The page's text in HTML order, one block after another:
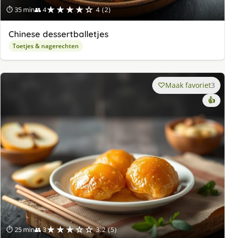
⏱ 35 min👥 4★★★★☆ 4 (2)
Chinese dessertballetjes
Toetjes & nagerechten
⏱ 25 min👥 3★★★☆☆ 3.2 (5)
Maak favoriet3
👍